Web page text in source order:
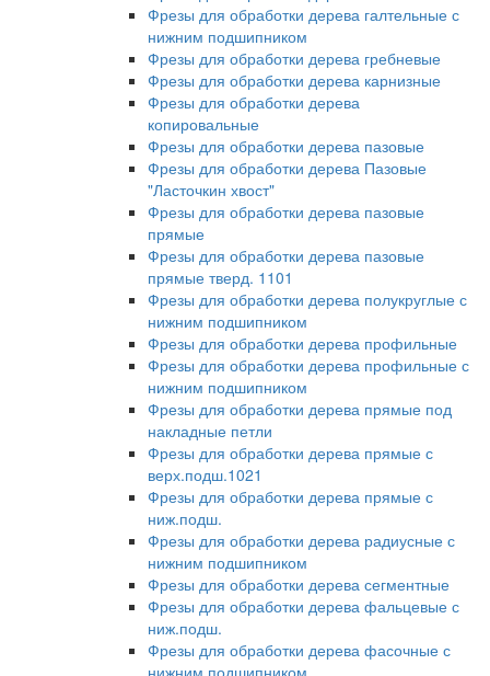
Фрезы для обработки дерева галтельные с
нижним подшипником
Фрезы для обработки дерева гребневые
Фрезы для обработки дерева карнизные
Фрезы для обработки дерева
копировальные
Фрезы для обработки дерева пазовые
Фрезы для обработки дерева Пазовые
"Ласточкин хвост"
Фрезы для обработки дерева пазовые
прямые
Фрезы для обработки дерева пазовые
прямые тверд. 1101
Фрезы для обработки дерева полукруглые с
нижним подшипником
Фрезы для обработки дерева профильные
Фрезы для обработки дерева профильные с
нижним подшипником
Фрезы для обработки дерева прямые под
накладные петли
Фрезы для обработки дерева прямые с
верх.подш.1021
Фрезы для обработки дерева прямые с
ниж.подш.
Фрезы для обработки дерева радиусные с
нижним подшипником
Фрезы для обработки дерева сегментные
Фрезы для обработки дерева фальцевые с
ниж.подш.
Фрезы для обработки дерева фасочные с
нижним подшипником